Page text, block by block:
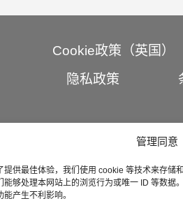
管理同意
提供最佳体验，我们使用 cookie 等技术来存储
能够处理本网站上的浏览行为或唯一 ID 等数据
能产生不利影响。
Cookie政策（英国）
隐私政策